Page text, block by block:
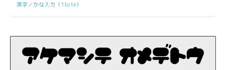
英字／かな入力（1byte）